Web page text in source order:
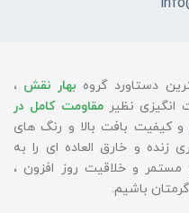
دستاورد گروه بهار نقش ،
انگیزی نظیرمقاومت کامل در
و کیفیت بافت بالا و رنگ های
زنده و خارق العاده ای را به
و خلاقیت روز افزون ،
باشیم.